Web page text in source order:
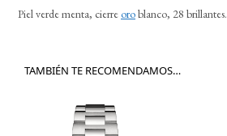
Piel verde menta, cierreoroblanco, 28 brillantes.
TAMBIÉN TE RECOMENDAMOS…